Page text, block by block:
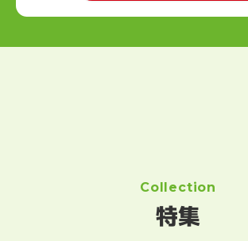
Collection
特集